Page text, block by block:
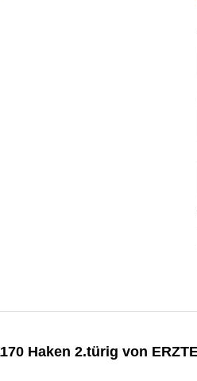
Haken 2.türig von